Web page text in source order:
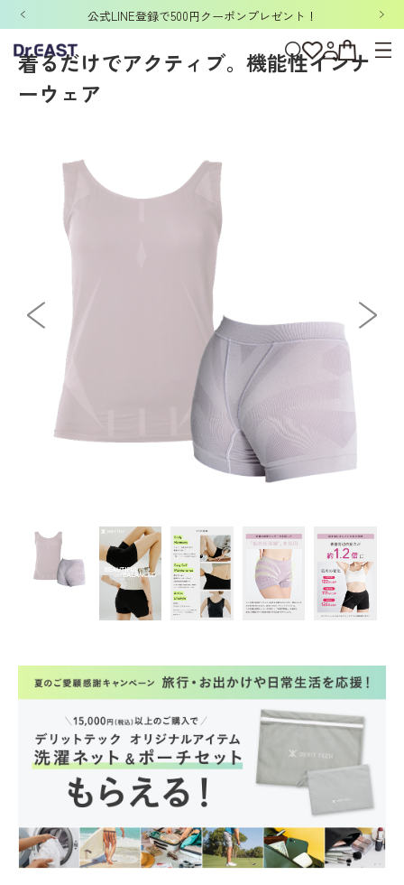
公式LINE登録で500円クーポンプレゼント！
ホーム DERIT TECH >DERIT TECHレディース >セット >デリットテック 機
着るだけでアクティブ。機能性インナ
ーウェア